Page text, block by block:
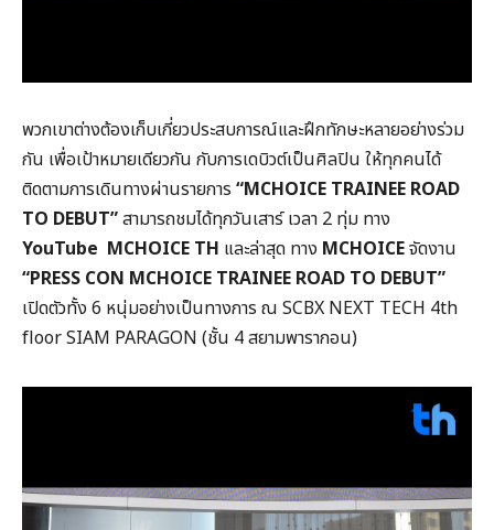
พวกเขาต่างต้องเก็บเกี่ยวประสบการณ์และฝึกทักษะหลายอย่างร่วม
กัน เพื่อเป้าหมายเดียวกัน กับการเดบิวต์เป็นศิลปิน ให้ทุกคนได้
ติดตามการเดินทางผ่านรายการ “MCHOICE TRAINEE ROAD
TO DEBUT”สามารถชมได้ทุกวันเสาร์ เวลา 2 ทุ่ม ทาง
YouTube MCHOICE TH และล่าสุด ทาง MCHOICEจัดงาน
“PRESS CON MCHOICE TRAINEE ROAD TO DEBUT”
เปิดตัวทั้ง 6 หนุ่มอย่างเป็นทางการ ณ SCBX NEXT TECH 4th
floor SIAM PARAGON (ชั้น 4 สยามพารากอน)